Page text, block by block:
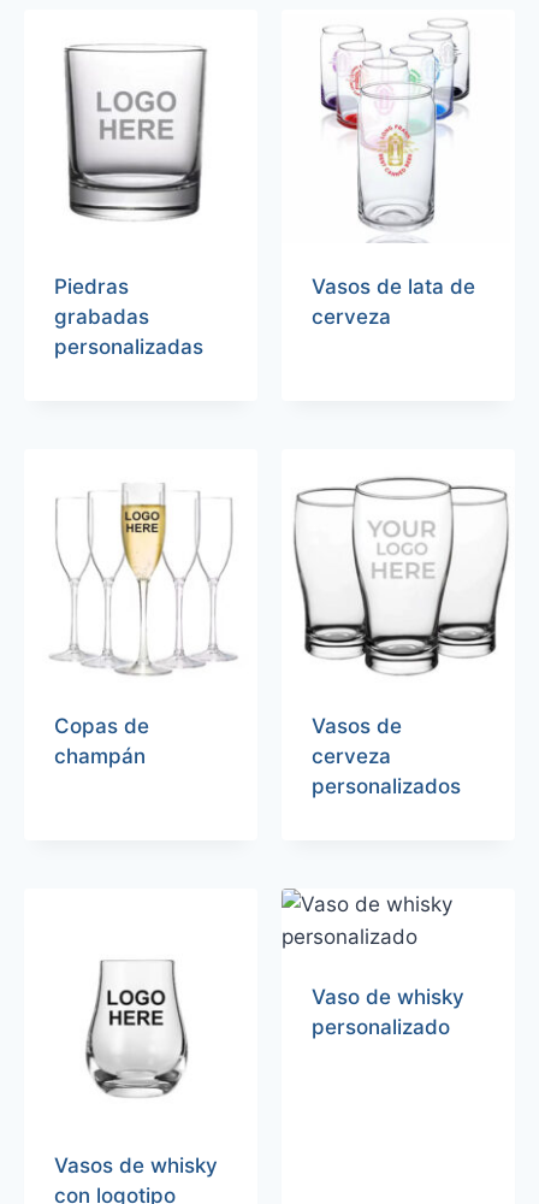
Piedras
grabadas
personalizadas
Vasos de lata de
cerveza
Copas de
champán
Vasos de
cerveza
personalizados
Vasos de whisky
con logotipo
Vaso de whisky
personalizado